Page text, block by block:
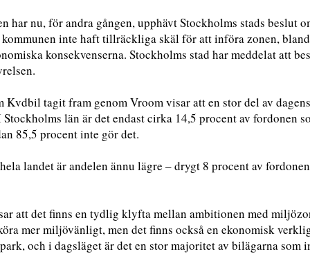
har nu, för andra gången, upphävt Stockholms stads
kommunen inte haft tillräckliga skäl för att införa zonen,
konsekvenserna. Stockholms stad har meddelat att
Kvdbil tagit fram genom Vroom visar att en stor del av
Stockholms län är det endast cirka 14,5 procent av fordonen
85,5 procent inte gör det.
landet är andelen ännu lägre – drygt 8 procent av
att det finns en tydlig klyfta mellan ambitionen med
mer miljövänligt, men det finns också en ekonomisk
och i dagsläget är det en stor majoritet av bilägarna som